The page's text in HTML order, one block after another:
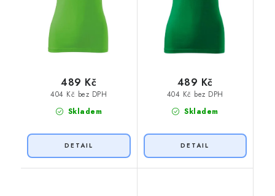
Skladem
404 Kč bez DPH
489 Kč
Skladem
404 Kč bez DPH
489 Kč